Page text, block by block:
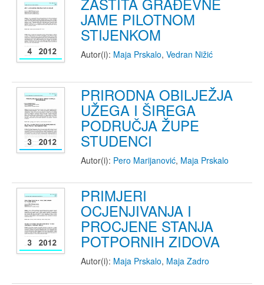
JAME PILOTNOM
STIJENKOM
Autor(i): Maja Prskalo, Vedran Nižić
PRIRODNA OBILJEŽJA
UŽEGA I ŠIREGA
PODRUČJA ŽUPE
STUDENCI
Autor(i): Pero Marijanović, Maja Prskalo
PRIMJERI
OCJENJIVANJA I
PROCJENE STANJA
POTPORNIH ZIDOVA
Autor(i): Maja Prskalo, Maja Zadro